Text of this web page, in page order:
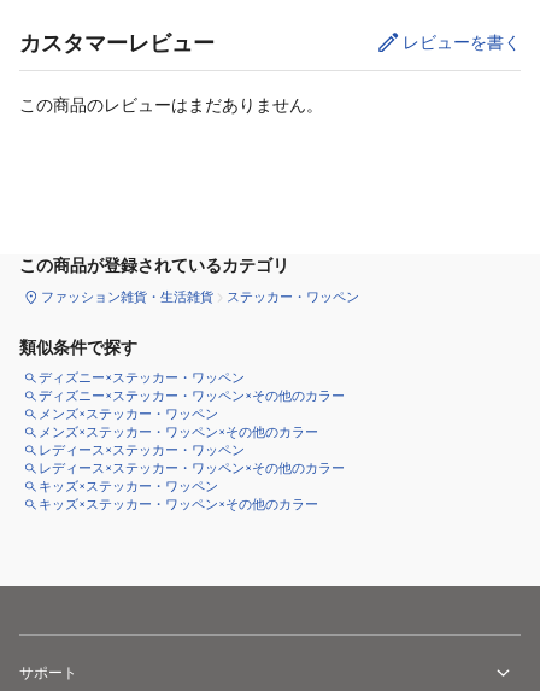
カスタマーレビュー レビューを書く
この商品のレビューはまだありません。
この商品が登録されているカテゴリ
ファッション雑貨・生活雑貨 ステッカー・ワッペン
類似条件で探す
ディズニー×ステッカー・ワッペン
ディズニー×ステッカー・ワッペン×その他のカラー
メンズ×ステッカー・ワッペン
メンズ×ステッカー・ワッペン×その他のカラー
レディース×ステッカー・ワッペン
レディース×ステッカー・ワッペン×その他のカラー
キッズ×ステッカー・ワッペン
キッズ×ステッカー・ワッペン×その他のカラー
サポート